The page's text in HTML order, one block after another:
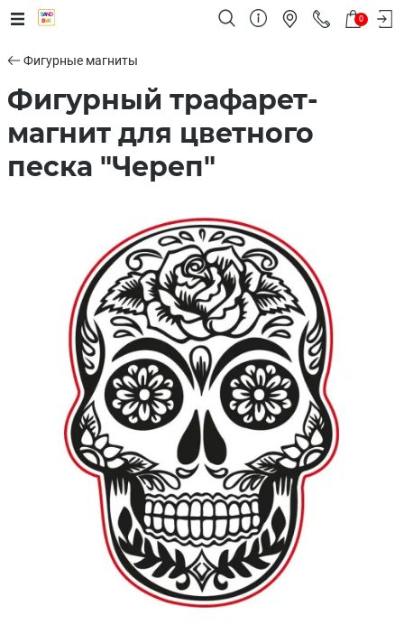
0
Фигурные магниты
Фигурный трафарет-
магнит для цветного
песка "Череп"